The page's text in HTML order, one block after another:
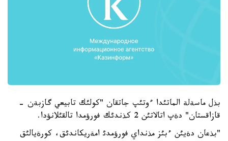
بذل ماسةلة الماتئدا ءوتئپ جاتقان "كولئك تابيعي گازبةن -
قازاقستان" دةپ اتالاتئن 2 كذندئك فورؤمدا تالقئلانؤدا.
"بذعان دةيئن ءبئز مذنداي فورؤمدئ امةريكاندئق، كورةيالئق